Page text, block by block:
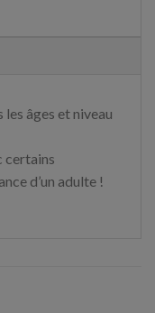
âges et niveau
certains
d’un adulte !